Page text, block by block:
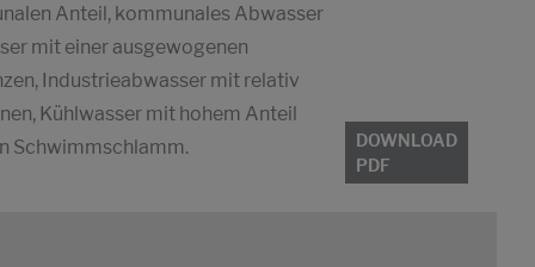
Anteil, kommunales Abwasser
mit einer ausgewogenen
Industrieabwasser mit relativ
Kühlwasser mit hohem Anteil
Schwimmschlamm.
DOWNLOAD
PDF